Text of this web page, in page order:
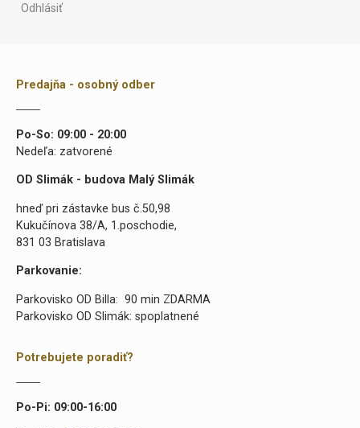
Odhlásiť
Predajňa - osobný odber
Po-So: 09:00 - 20:00
Nedeľa: zatvorené
OD Slimák - budova Malý Slimák
hneď pri zástavke bus č.50,98
Kukučínova 38/A, 1.poschodie,
831 03 Bratislava
Parkovanie:
Parkovisko OD Billa: 90 min ZDARMA
Parkovisko OD Slimák: spoplatnené
Potrebujete poradiť?
Po-Pi: 09:00-16:00